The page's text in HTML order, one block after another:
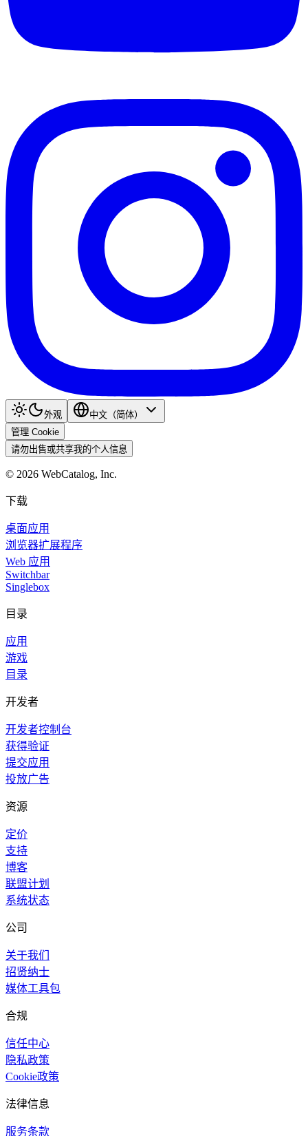
外观
中文（简体）
管理 Cookie
请勿出售或共享我的个人信息
© 2026 WebCatalog, Inc.
下载
桌面应用
浏览器扩展程序
Web 应用
Switchbar
Singlebox
目录
应用
游戏
目录
开发者
开发者控制台
获得验证
提交应用
投放广告
资源
定价
支持
博客
联盟计划
系统状态
公司
关于我们
招贤纳士
媒体工具包
合规
信任中心
隐私政策
Cookie政策
法律信息
服务条款